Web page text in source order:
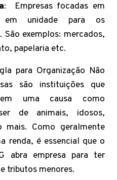
: Empresas focadas em
em unidade para os
São exemplos: mercados,
papelaria etc.
para Organização Não
são instituições que
uma causa como
de animais, idosos,
mais. Como geralmente
renda, é essencial que o
abra empresa para ter
tributos menores.